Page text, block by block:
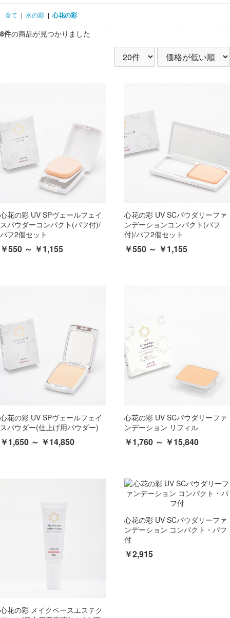
全て | 水の彩 | 心花の彩
8件の商品が見つかりました
心花の彩 UV SPヴェールフェイ
スパウダーコンパクト(パフ付)/
パフ2個セット
￥550 ～ ￥1,155
心花の彩 UV SCパウダリーファ
ンデーションコンパクト(パフ
付)/パフ2個セット
￥550 ～ ￥1,155
心花の彩 UV SPヴェールフェイ
スパウダー(仕上げ用パウダー)
￥1,650 ～ ￥14,850
心花の彩 UV SCパウダリーファ
ンデーション リフィル
￥1,760 ～ ￥15,840
心花の彩 メイクベースエステク
心花の彩 UV SCパウダリーファ
ンデーション コンパクト・パフ
付
￥2,915